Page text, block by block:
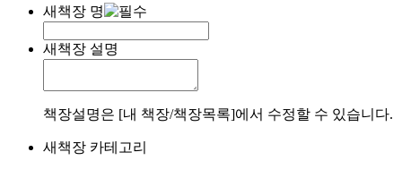
새책장 명
새책장 설명
책장설명은 [내 책장/책장목록]에서 수정할 수 있습니다.
새책장 카테고리